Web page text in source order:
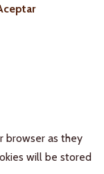
browser as they
will be stored